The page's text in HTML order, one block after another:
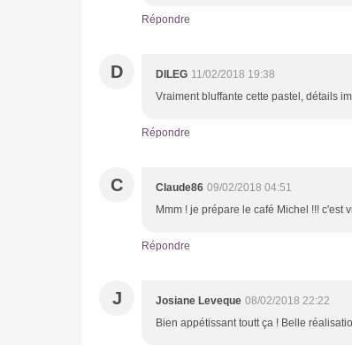
Répondre
D DILEG 11/02/2018 19:38
Vraiment bluffante cette pastel, détails
Répondre
C Claude86 09/02/2018 04:51
Mmm ! je prépare le café Michel !!! c'est
Répondre
J Josiane Leveque 08/02/2018 22:22
Bien appétissant toutt ça ! Belle